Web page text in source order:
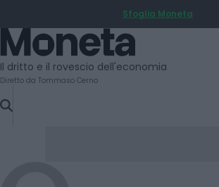
TO
CONTENT
Sfoglia Moneta
Moneta
Il dritto e il rovescio dell'economia
Diretto da Tommaso Cerno